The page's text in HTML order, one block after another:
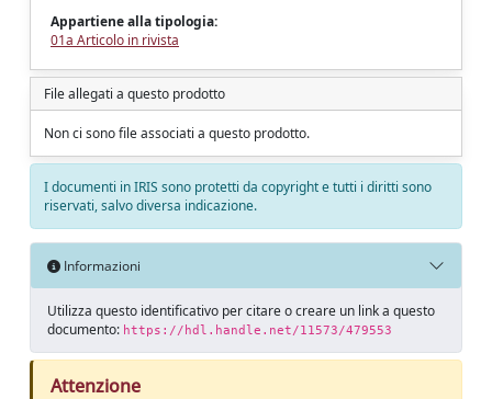
Appartiene alla tipologia:
01a Articolo in rivista
File allegati a questo prodotto
Non ci sono file associati a questo prodotto.
I documenti in IRIS sono protetti da copyright e tutti i diritti sono
riservati, salvo diversa indicazione.
Informazioni
Utilizza questo identificativo per citare o creare un link a questo
documento: https://hdl.handle.net/11573/479553
Attenzione